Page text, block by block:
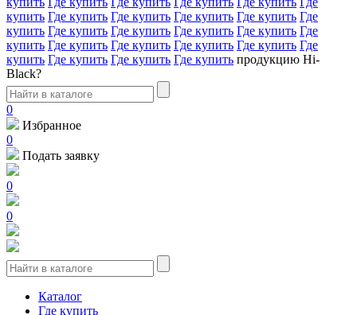
купить Где купить Где купить Где купить Где купить Где
купить Где купить Где купить Где купить Где купить Где
купить Где купить Где купить Где купить Где купить Где
купить Где купить Где купить Где купить продукцию Hi-
Black?
0
Избранное
0
Подать заявку
0
0
Каталог
Где купить